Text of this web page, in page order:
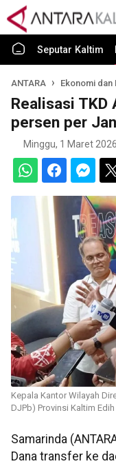
Seputar Kaltim
ANTARA Ekonomi dan
Realisasi TKD
persen per
Minggu, 1 Maret
Kepala Kantor Wilayah
DJPb) Provinsi Kaltim
Samarinda
Dana transfer ke